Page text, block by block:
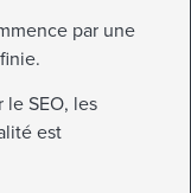
par une
SEO, les
est